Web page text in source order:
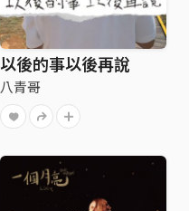
以後的事以後再說
八青哥